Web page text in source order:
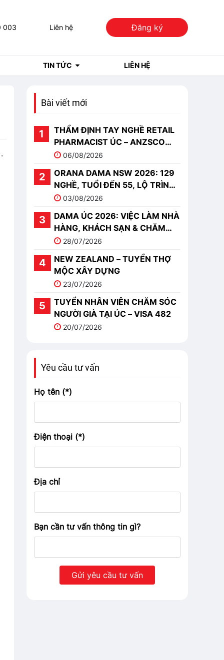
003 Liên hệ Đăng ký
TIN TỨC LIÊN HỆ
Bài viết mới
THẨM ĐỊNH TAY NGHỀ RETAIL
PHARMACIST ÚC – ANZSCO
251513
06/08/2026
ORANA DAMA NSW 2026: 129
NGHỀ, TUỔI ĐẾN 55, LỘ TRÌNH
PR03/08/2026
DAMA ÚC 2026: VIỆC LÀM NHÀ
HÀNG, KHÁCH SẠN & CHĂM
SÓC28/07/2026
NEW ZEALAND – TUYỂN THỢ
MỘC XÂY DỰNG
23/07/2026
TUYỂN NHÂN VIÊN CHĂM SÓC
NGƯỜI GIÀ TẠI ÚC – VISA 482
20/07/2026
Yêu cầu tư vấn
Họ tên (*)
Điện thoại (*)
Địa chỉ
Bạn cần tư vấn thông tin gì?